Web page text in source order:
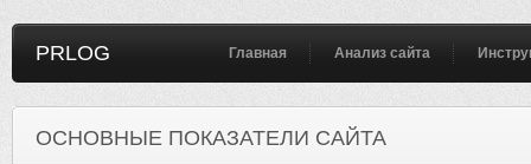
PRLOG Главная Анализ сайта
ОСНОВНЫЕ ПОКАЗАТЕЛИ САЙТА